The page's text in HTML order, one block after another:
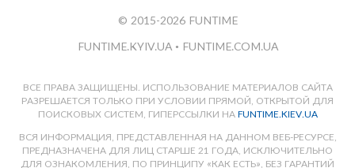
© 2015-2026 FUNTIME
FUNTIME.KYIV.UA • FUNTIME.COM.UA
ВСЕ ПРАВА ЗАЩИЩЕНЫ. ИСПОЛЬЗОВАНИЕ МАТЕРИАЛОВ САЙТА
РАЗРЕШАЕТСЯ ТОЛЬКО ПРИ УСЛОВИИ ПРЯМОЙ, ОТКРЫТОЙ ДЛЯ
ПОИСКОВЫХ СИСТЕМ, ГИПЕРССЫЛКИ НА FUNTIME.KIEV.UA
ВСЯ ИНФОРМАЦИЯ, ПРЕДСТАВЛЕННАЯ НА ДАННОМ ВЕБ-РЕСУРСЕ,
ПРЕДНАЗНАЧЕНА ДЛЯ ЛИЦ СТАРШЕ 21 ГОДА, ИСКЛЮЧИТЕЛЬНО
ДЛЯ ОЗНАКОМЛЕНИЯ, ПО ПРИНЦИПУ «КАК ЕСТЬ», БЕЗ ГАРАНТИЙ